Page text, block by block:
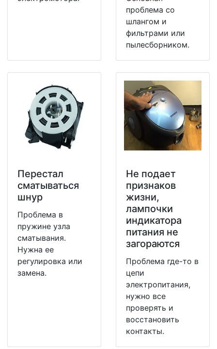
проблема со
шлангом и
фильтрами или
пылесборником.
Перестал
сматываться
шнур
Проблема в
пружине узла
сматывания.
Нужна ее
регулировка или
замена.
Не подает
признаков
жизни,
лампочки
индикатора
питания не
загораются
Проблема где-то в
цепи
электропитания,
нужно все
проверять и
восстановить
контакты.